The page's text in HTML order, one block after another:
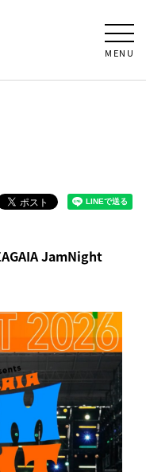
MENU
JamNight